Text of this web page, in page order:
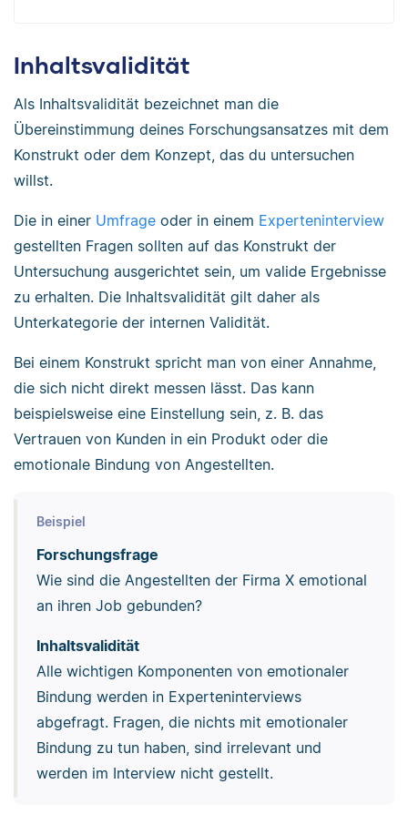
Inhaltsvalidität
Als Inhaltsvalidität bezeichnet man die
Übereinstimmung deines Forschungsansatzes mit dem
Konstrukt oder dem Konzept, das du untersuchen
willst.
Die in einer Umfrage oder in einem Experteninterview
gestellten Fragen sollten auf das Konstrukt der
Untersuchung ausgerichtet sein, um valide Ergebnisse
zu erhalten. Die Inhaltsvalidität gilt daher als
Unterkategorie der internen Validität.
Bei einem Konstrukt spricht man von einer Annahme,
die sich nicht direkt messen lässt. Das kann
beispielsweise eine Einstellung sein, z. B. das
Vertrauen von Kunden in ein Produkt oder die
emotionale Bindung von Angestellten.
Beispiel
Forschungsfrage
Wie sind die Angestellten der Firma X emotional
an ihren Job gebunden?
Inhaltsvalidität
Alle wichtigen Komponenten von emotionaler
Bindung werden in Experteninterviews
abgefragt. Fragen, die nichts mit emotionaler
Bindung zu tun haben, sind irrelevant und
werden im Interview nicht gestellt.